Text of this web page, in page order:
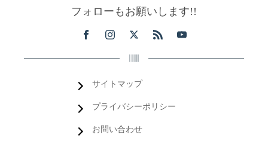
フォローもお願いします!!
サイトマップ
プライバシーポリシー
お問い合わせ